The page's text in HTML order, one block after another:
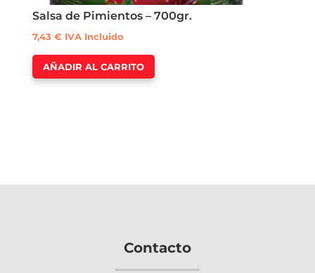
Salsa de Pimientos – 700gr.
7,43€ IVA Incluido
AÑADIR AL CARRITO
Contacto